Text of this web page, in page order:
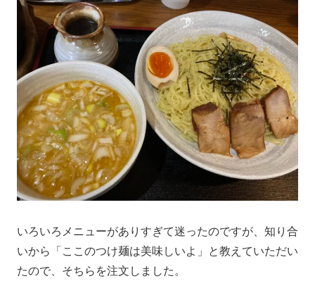
いろいろメニューがありすぎて迷ったのですが、知り合
いから「ここのつけ麺は美味しいよ」と教えていただい
たので、そちらを注文しました。